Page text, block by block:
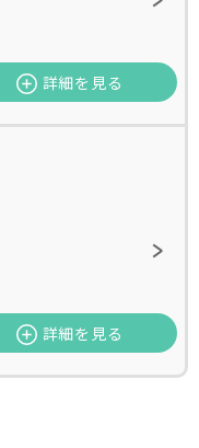
詳細を見る
詳細を見る